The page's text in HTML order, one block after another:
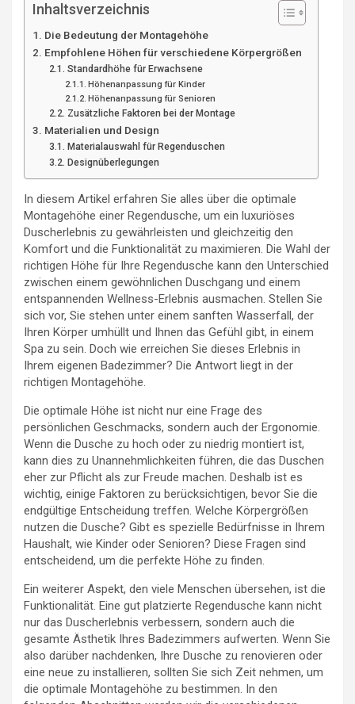
Inhaltsverzeichnis
Die Bedeutung der Montagehöhe
Empfohlene Höhen für verschiedene Körpergrößen
Standardhöhe für Erwachsene
Höhenanpassung für Kinder
Höhenanpassung für Senioren
Zusätzliche Faktoren bei der Montage
Materialien und Design
Materialauswahl für Regenduschen
Designüberlegungen
In diesem Artikel erfahren Sie alles über die optimale
Montagehöhe einer Regendusche, um ein luxuriöses
Duscherlebnis zu gewährleisten und gleichzeitig den
Komfort und die Funktionalität zu maximieren. Die Wahl der
richtigen Höhe für Ihre Regendusche kann den Unterschied
zwischen einem gewöhnlichen Duschgang und einem
entspannenden Wellness-Erlebnis ausmachen. Stellen Sie
sich vor, Sie stehen unter einem sanften Wasserfall, der
Ihren Körper umhüllt und Ihnen das Gefühl gibt, in einem
Spa zu sein. Doch wie erreichen Sie dieses Erlebnis in
Ihrem eigenen Badezimmer? Die Antwort liegt in der
richtigen Montagehöhe.
Die optimale Höhe ist nicht nur eine Frage des
persönlichen Geschmacks, sondern auch der Ergonomie.
Wenn die Dusche zu hoch oder zu niedrig montiert ist,
kann dies zu Unannehmlichkeiten führen, die das Duschen
eher zur Pflicht als zur Freude machen. Deshalb ist es
wichtig, einige Faktoren zu berücksichtigen, bevor Sie die
endgültige Entscheidung treffen. Welche Körpergrößen
nutzen die Dusche? Gibt es spezielle Bedürfnisse in Ihrem
Haushalt, wie Kinder oder Senioren? Diese Fragen sind
entscheidend, um die perfekte Höhe zu finden.
Ein weiterer Aspekt, den viele Menschen übersehen, ist die
Funktionalität. Eine gut platzierte Regendusche kann nicht
nur das Duscherlebnis verbessern, sondern auch die
gesamte Ästhetik Ihres Badezimmers aufwerten. Wenn Sie
also darüber nachdenken, Ihre Dusche zu renovieren oder
eine neue zu installieren, sollten Sie sich Zeit nehmen, um
die optimale Montagehöhe zu bestimmen. In den